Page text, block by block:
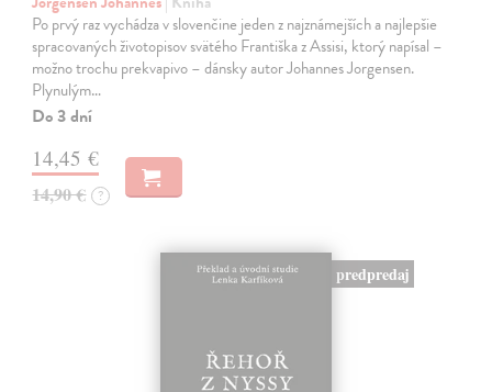
Po prvý raz vychádza v slovenčine jeden z najznámejších a najlepšie
spracovaných životopisov svätého Františka z Assisi, ktorý napísal –
možno trochu prekvapivo – dánsky autor Johannes Jorgensen.
Plynulým…
Do 3 dní
14,45 €
14,90 € ?
predpredaj